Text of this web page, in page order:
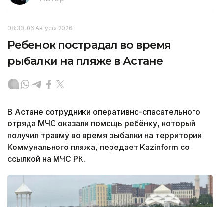
08:30, 06 Августа 2026
Ребенок пострадал во время
рыбалки на пляже в Астане
В Астане сотрудники оперативно-спасательного
отряда МЧС оказали помощь ребёнку, который
получил травму во время рыбалки на территории
Коммунального пляжа, передает Kazinform со
ссылкой на МЧС РК.